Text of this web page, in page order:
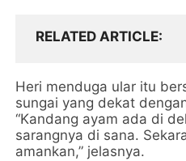
RELATED ARTICLE
Heri menduga ular itu
sungai yang dekat
“Kandang ayam ada di
sarangnya di sana.
amankan,” jelasnya.